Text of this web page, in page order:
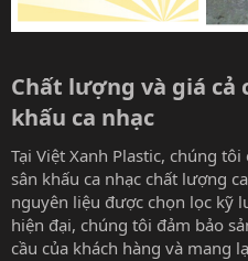
Chất lượng và giá cả
khấu ca nhạc​
Tại Việt Xanh Plastic, chúng
sân khấu ca nhạc chất lượng
nguyên liệu được chọn lọc kỹ
hiện đại, chúng tôi đảm bảo
cầu của khách hàng và mang